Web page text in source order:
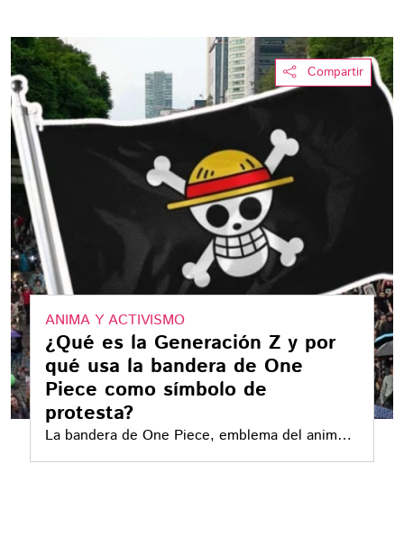
Compartir
ANIMA Y ACTIVISMO
¿Qué es la Generación Z y por
qué usa la bandera de One
Piece como símbolo de
protesta?
La bandera de One Piece, emblema del anime
japonés, ha sido adoptada por jóvenes de